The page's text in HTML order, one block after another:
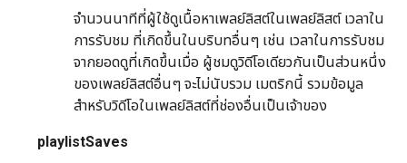
จํานวนนาทีที่ผู้ใช้ดูเนื้อหาเพลย์ลิสต์ในเพลย์ลิสต์ เวลาใน
การรับชม ที่เกิดขึ้นในบริบทอื่นๆ เช่น เวลาในการรับชม
จากยอดดูที่เกิดขึ้นเมื่อ ผู้ชมดูวิดีโอเดียวกันเป็นส่วนหนึ่ง
ของเพลย์ลิสต์อื่นๆ จะไม่นับรวม เมตริกนี้ รวมข้อมูล
สำหรับวิดีโอในเพลย์ลิสต์ที่ช่องอื่นเป็นเจ้าของ
playlistSaves